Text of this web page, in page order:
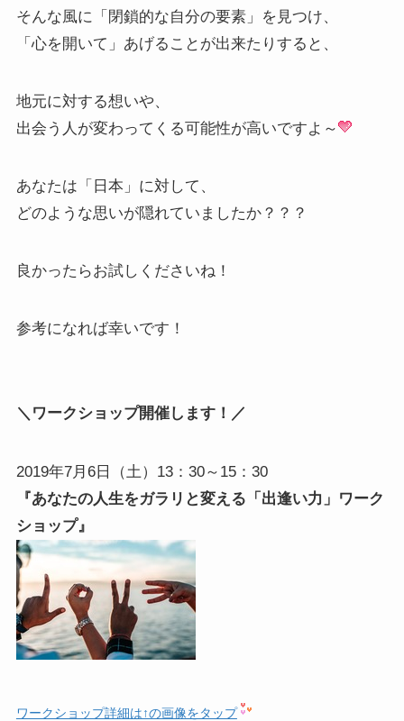
そんな風に「閉鎖的な自分の要素」を見つけ、
「心を開いて」あげることが出来たりすると、
地元に対する想いや、
出会う人が変わってくる可能性が高いですよ～
あなたは「日本」に対して、
どのような思いが隠れていましたか？？？
良かったらお試しくださいね！
参考になれば幸いです！
＼ワークショップ開催します！／
2019年7月6日（土）13：30～15：30
『あなたの人生をガラリと変える 「出逢い力」ワーク
ショップ』
ワークショップ詳細は↑の画像をタップ